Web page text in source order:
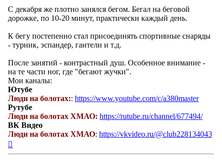
С декабря же плотно занялся бегом. Бегал на беговой
дорожке, по 10-20 минут, практически каждый день.
К бегу постепенно стал присоединять спортивные снаряды
- турник, эспандер, гантели и т.д.
После занятий - контрастный душ. Особенное внимание -
на те части ног, где "бегают жучки".
Мои каналы:
Ютубе
Люди на болотах:: https://www.youtube.com/c/a380master
Рутубе
Люди на болотах ХМАО: https://rutube.ru/channel/677494/
ВК Видео
Люди на болотах ХМАО: https://vkvideo.ru/@club228134043